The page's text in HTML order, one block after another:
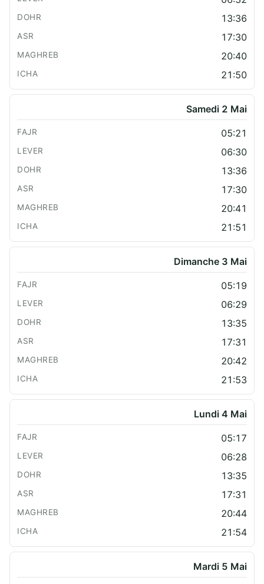
13:36
17:30
20:40
21:50
Samedi 2 Mai
05:21
06:30
13:36
17:30
20:41
21:51
Dimanche 3 Mai
05:19
06:29
13:35
17:31
20:42
21:53
Lundi 4 Mai
05:17
06:28
13:35
17:31
20:44
21:54
Mardi 5 Mai